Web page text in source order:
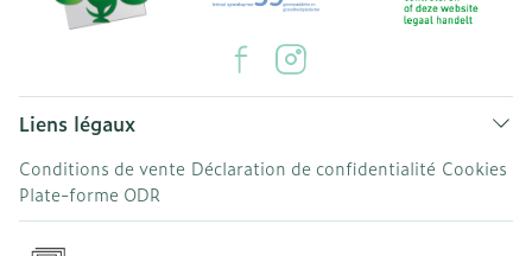
Liens légaux
Conditions de vente Déclaration de confidentialité Cookies
Plate-forme ODR